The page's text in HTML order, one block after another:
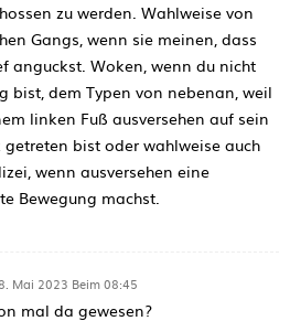
zu werden. Wahlweise von
Gangs, wenn sie meinen, dass
anguckst. Woken, wenn du nicht
bist, dem Typen von nebenan, weil
linken Fuß ausversehen auf sein
getreten bist oder wahlweise auch
wenn ausversehen eine
Bewegung machst.
Mai 2023 Beim 08:45
mal da gewesen?